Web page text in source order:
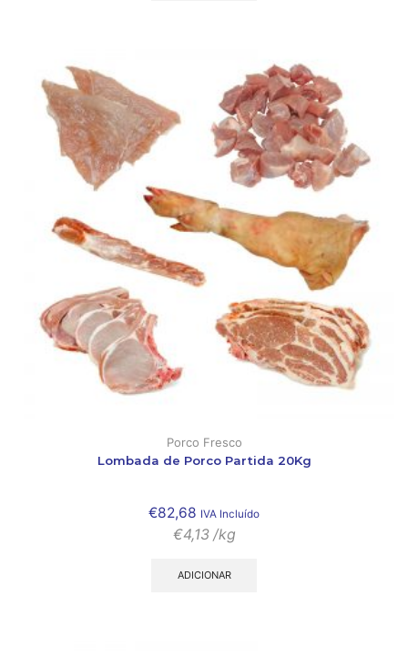
Porco Fresco
Lombada de Porco Partida 20Kg
€82,68 IVA Incluído
€4,13 /kg
ADICIONAR